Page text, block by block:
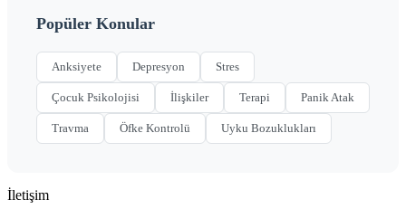
Popüler Konular
Anksiyete Depresyon Stres
Çocuk Psikolojisi İlişkiler Terapi Panik Atak
Travma Öfke Kontrolü Uyku Bozuklukları
İletişim